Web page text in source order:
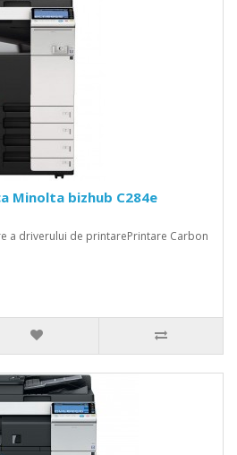
Minolta bizhub C284e
a driverului de printarePrintare Carbon